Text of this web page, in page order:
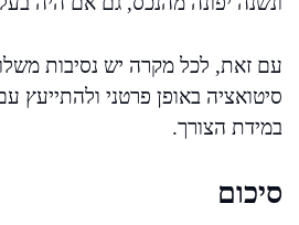
עם זאת, לכל מקרה יש נסיבות
סיטואציה באופן פרטני ולהתייעץ
במידת הצורך.
סיכום